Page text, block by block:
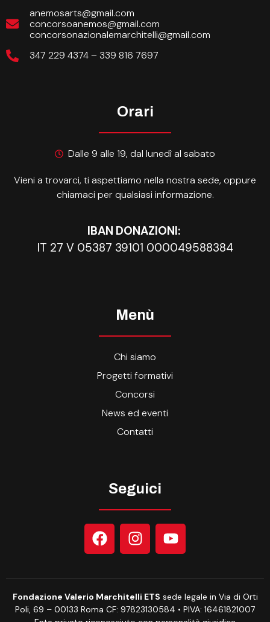
anemosarts@gmail.com
concorsoanemos@gmail.com
concorsonazionalemarchitelli@gmail.com
347 229 4374 – 339 816 7697
Orari
Dalle 9 alle 19, dal lunedì al sabato
Vieni a trovarci, ti aspettiamo nella nostra sede, oppure
chiamaci per qualsiasi informazione.
IBAN DONAZIONI:
IT 27 V 05387 39101 000049588384
Menù
Chi siamo
Progetti formativi
Concorsi
News ed eventi
Contatti
Seguici
Fondazione Valerio Marchitelli ETS sede legale in Via di Orti
Poli, 69 – 00133 Roma CF: 97823130584 • PIVA: 16461821007